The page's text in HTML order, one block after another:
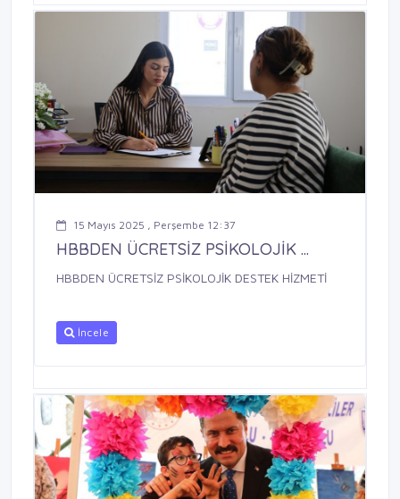
15 Mayıs 2025 , Perşembe 12:37
HBBDEN ÜCRETSİZ PSİKOLOJİK ...
HBBDEN ÜCRETSİZ PSİKOLOJİK DESTEK HİZMETİ
İncele